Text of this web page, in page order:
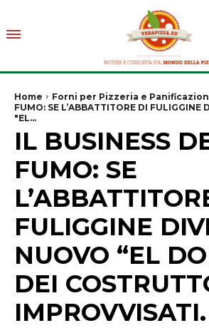
Home Forni per Pizzeria e
FUMO: SE L’ABBATTITORE DI FULIGGINE
"EL...
IL BUSINESS
FUMO: SE
FULIGGINE
NUOVO “EL
DEI
IMPROVVISATI.